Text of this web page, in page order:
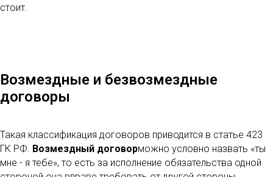
стоит.
Возмездные и безвозмездные
договоры
Такая классификация договоров приводится в статье 423
ГК РФ. Возмездный договорможно условно назвать «ты
мне - я тебе», то есть за исполнение обязательства одной